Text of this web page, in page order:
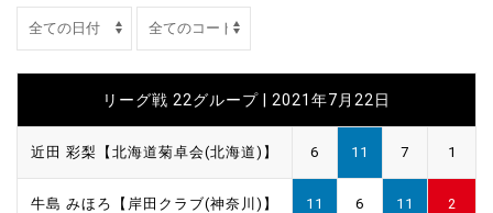
リーグ戦 22グループ | 2021年7月22日
近田 彩梨【北海道菊卓会(北海道)】 6 11 7 1
牛島 みほろ【岸田クラブ(神奈川)】 11 6 11 2